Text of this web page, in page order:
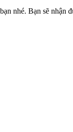
nhé. Bạn sẽ nhận